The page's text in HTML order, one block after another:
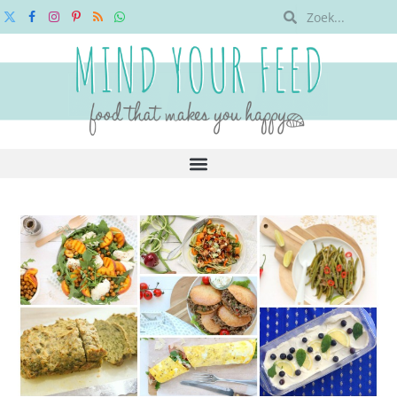
X
FacebookInstagram
Pinterest
RSSWhatsApp